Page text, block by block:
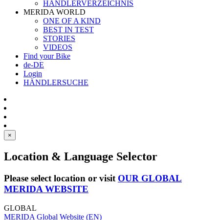
HÄNDLERVERZEICHNIS
MERIDA WORLD
ONE OF A KIND
BEST IN TEST
STORIES
VIDEOS
Find your Bike
de-DE
Login
HÄNDLERSUCHE
×
Location & Language Selector
Please select location or visit OUR GLOBAL
MERIDA WEBSITE
GLOBAL
MERIDA Global Website (EN)